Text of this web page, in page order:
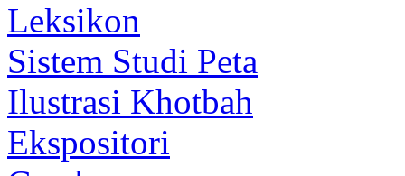
Leksikon
Sistem Studi Peta
Ilustrasi Khotbah
Ekspositori